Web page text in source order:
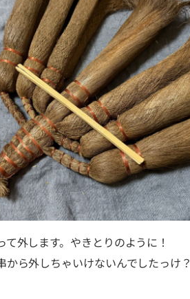
外します。やきとりのように！
ら外しちゃいけないんでしたっけ？